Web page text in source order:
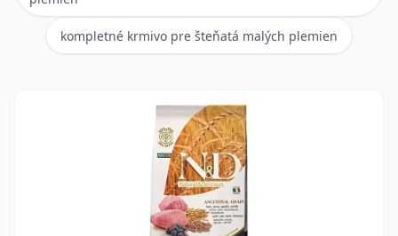
kompletné krmivo pre šteňatá malých plemien